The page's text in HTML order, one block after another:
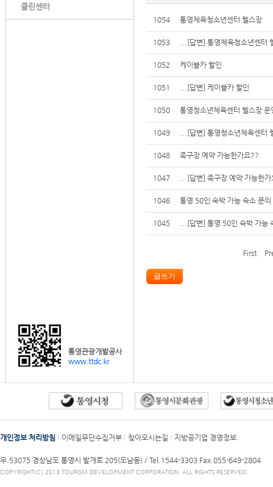
클린센터
1054 통영체육청소년센터 헬스장
1053 [답변] 통영체육청소년센터
1052 케이블카 할인
1051 [답변] 케이블카 할인
1050 통영청소년체육센터 헬스장 운
1049 [답변] 통영청소년체육센터
1048 족구장 예약 가능한가요??
1047 [답변] 족구장 예약 가능한
1046 통영 50인 숙박 가능 숙소 문의
1045 [답변] 통영 50인 숙박 가능
First
개인정보 처리방침 이메일무단수집거부 찾아오시는길 지방공기업 경영정보
우.53075 경상남도 통영시 발개로 205(도남동) / Tel.1544-3303 Fax.055-649-2804
COPYRIGHT(C) 2013 TOURISM DEVELOPMENT CORPORATION. ALL RIGHTS RESERVED.